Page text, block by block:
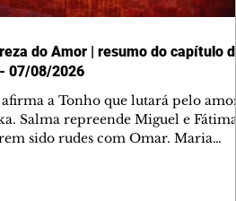
do Amor | resumo do capítulo de
07/08/2026
a Tonho que lutará pelo amor
Salma repreende Miguel e Fátima
sido rudes com Omar. Maria